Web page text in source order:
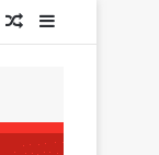
EntrarArtigo aleatório